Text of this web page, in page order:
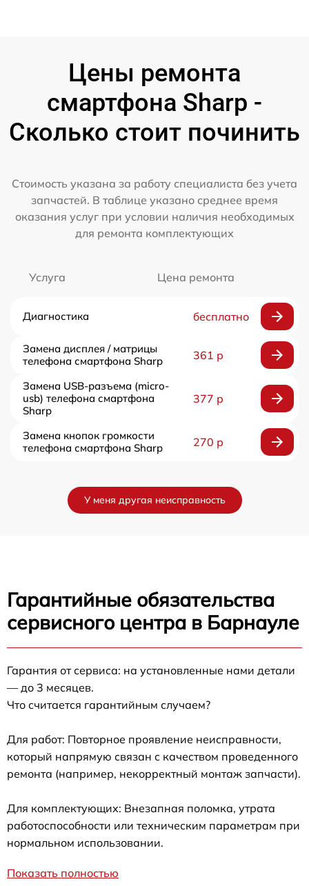
Цены ремонта
смартфона Sharp -
Сколько стоит починить
Стоимость указана за работу специалиста без учета
запчастей. В таблице указано среднее время
оказания услуг при условии наличия необходимых
для ремонта комплектующих
Услуга Цена ремонта
Диагностика бесплатно
Замена дисплея / матрицы
телефона смартфона Sharp
361 р
Замена USB-разъема (micro-
usb) телефона смартфона
Sharp
377 р
Замена кнопок громкости
телефона смартфона Sharp
270 р
У меня другая неисправность
Гарантийные обязательства
сервисного центра в Барнауле
Гарантия от сервиса: на установленные нами детали
— до 3 месяцев.
Что считается гарантийным случаем?
Для работ: Повторное проявление неисправности,
который напрямую связан с качеством проведенного
ремонта (например, некорректный монтаж запчасти).
Для комплектующих: Внезапная поломка, утрата
работоспособности или техническим параметрам при
нормальном использовании.
Показать полностью